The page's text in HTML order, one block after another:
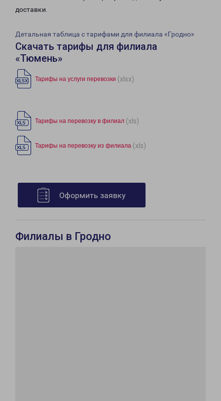
доставки.
Детальная таблица с тарифами для филиала «Гродно»
Скачать тарифы для филиала
«Тюмень»
Тарифы на услуги перевозки (xlsx)
Тарифы на перевозку в филиал (xls)
Тарифы на перевозку из филиала (xls)
Оформить заявку
Филиалы в Гродно